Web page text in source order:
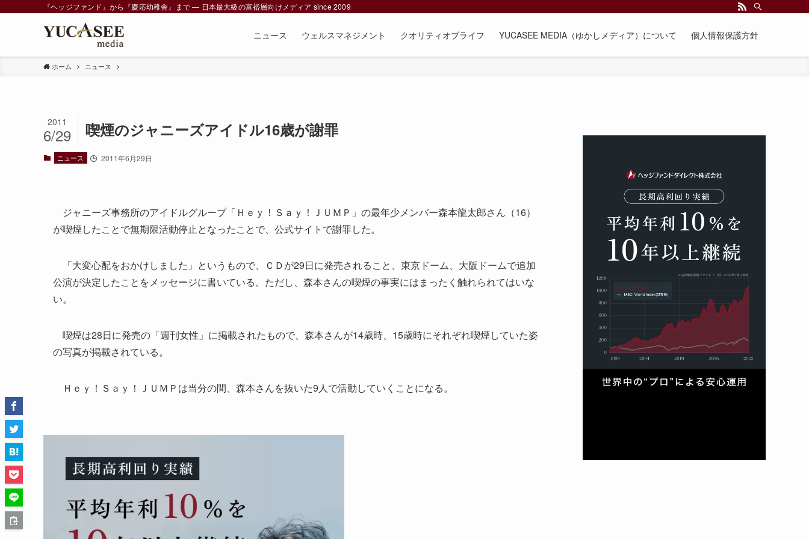
『ヘッジファンド』から『慶応幼稚舎』まで ― 日本最大級の富裕層向けメディア since 2009
ニュース ウェルスマネジメント クオリティオブライフ YUCASEE MEDIA（ゆかしメディア）について 個人情報保護方針
ホーム ニュース
喫煙のジャニーズアイドル16歳が謝罪
2011
6/29
ニュース 2011年6月29日
ジャニーズ事務所のアイドルグループ「Ｈｅｙ！Ｓａｙ！ＪＵＭＰ」の最年少メンバー森本龍太郎さん（16）
が喫煙したことで無期限活動停止となったことで、公式サイトで謝罪した。
「大変心配をおかけしました」というもので、ＣＤが29日に発売されること、東京ドーム、大阪ドームで追加
公演が決定したことをメッセージに書いている。ただし、森本さんの喫煙の事実にはまったく触れられてはいな
い。
喫煙は28日に発売の「週刊女性」に掲載されたもので、森本さんが14歳時、15歳時にそれぞれ喫煙していた姿
の写真が掲載されている。
Ｈｅｙ！Ｓａｙ！ＪＵＭＰは当分の間、森本さんを抜いた9人で活動していくことになる。